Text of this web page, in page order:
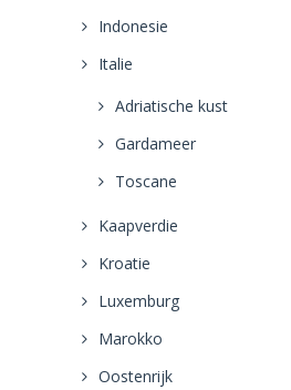
Indonesie
Italie
Adriatische kust
Gardameer
Toscane
Kaapverdie
Kroatie
Luxemburg
Marokko
Oostenrijk